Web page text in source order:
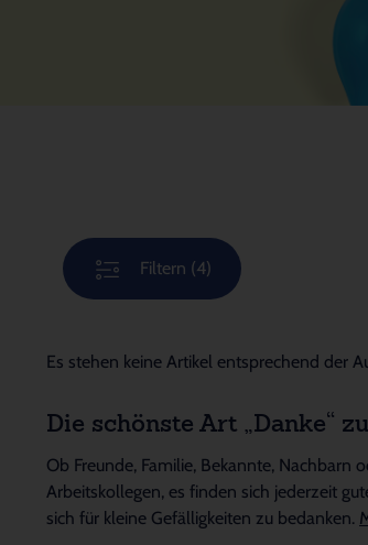
Filtern (4)
Es stehen keine Artikel entsprechend der
Die schönste Art „Danke“
Ob Freunde, Familie, Bekannte, Nachbarn
Arbeitskollegen, es finden sich jederzeit
sich für kleine Gefälligkeiten zu bedanken.